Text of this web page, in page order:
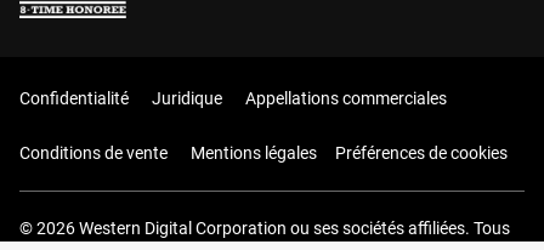
Confidentialité Juridique Appellations commerciales
Conditions de vente Mentions légales Préférences de cookies
© 2026 Western Digital Corporation ou ses sociétés affiliées. Tous